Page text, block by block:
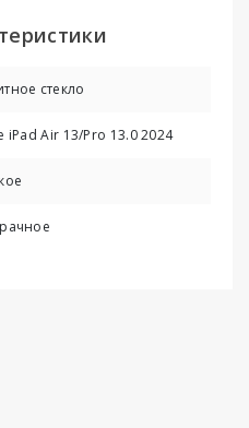
стекло
iPad Air 13/Pro 13.0 2024